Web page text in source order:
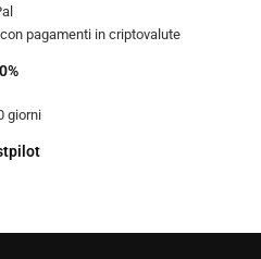
pagamenti in criptovalute
giorni